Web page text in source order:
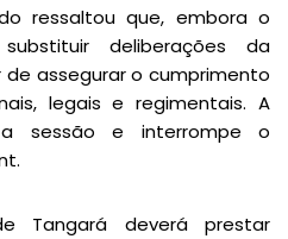
ressaltou que, embora o
deliberações da
assegurar o cumprimento
legais e regimentais. A
sessão e interrompe o
Tangará deverá prestar